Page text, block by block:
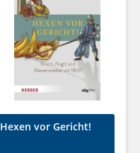
Hexen vor Gericht!